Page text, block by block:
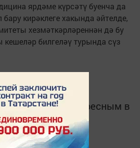
ярдәме күрсәтү буенча да
кирәклеге хакында әйтелде,
хезмәткәрләреннән дә бу
билгеләү турында сүз
важным и интересным в
Татмедиа